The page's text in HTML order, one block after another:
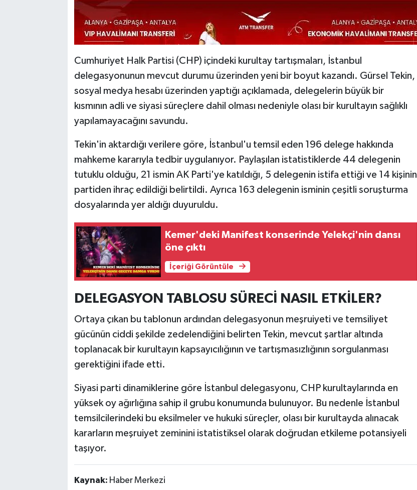
Cumhuriyet Halk Partisi (CHP) içindeki kurultay tartışmaları, İstanbul
delegasyonunun mevcut durumu üzerinden yeni bir boyut kazandı. Gürsel Tekin,
sosyal medya hesabı üzerinden yaptığı açıklamada, delegelerin büyük bir
kısmının adli ve siyasi süreçlere dahil olması nedeniyle olası bir kurultayın sağlıklı
yapılamayacağını savundu.
Tekin'in aktardığı verilere göre, İstanbul'u temsil eden 196 delege hakkında
mahkeme kararıyla tedbir uygulanıyor. Paylaşılan istatistiklerde 44 delegenin
tutuklu olduğu, 21 ismin AK Parti'ye katıldığı, 5 delegenin istifa ettiği ve 14 kişinin
partiden ihraç edildiği belirtildi. Ayrıca 163 delegenin isminin çeşitli soruşturma
dosyalarında yer aldığı duyuruldu.
Kemer'deki Manifest konserinde Yelekçi'nin dansı
öne çıktı
İçeriği Görüntüle
DELEGASYON TABLOSU SÜRECİ NASIL ETKİLER?
Ortaya çıkan bu tablonun ardından delegasyonun meşruiyeti ve temsiliyet
gücünün ciddi şekilde zedelendiğini belirten Tekin, mevcut şartlar altında
toplanacak bir kurultayın kapsayıcılığının ve tartışmasızlığının sorgulanması
gerektiğini ifade etti.
Siyasi parti dinamiklerine göre İstanbul delegasyonu, CHP kurultaylarında en
yüksek oy ağırlığına sahip il grubu konumunda bulunuyor. Bu nedenle İstanbul
temsilcilerindeki bu eksilmeler ve hukuki süreçler, olası bir kurultayda alınacak
kararların meşruiyet zeminini istatistiksel olarak doğrudan etkileme potansiyeli
taşıyor.
Kaynak: Haber Merkezi